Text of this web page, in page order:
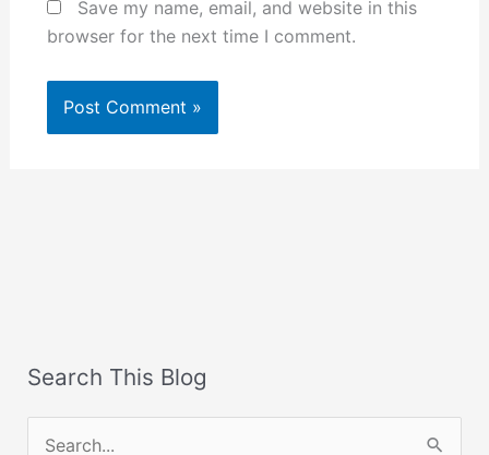
Save my name, email, and website in this
browser for the next time I comment.
Search This Blog